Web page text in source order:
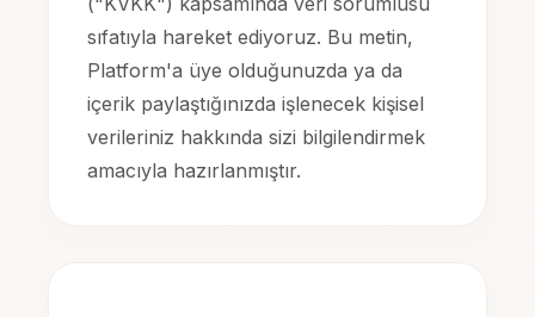
sıfatıyla hareket ediyoruz. Bu metin,
Platform'a üye olduğunuzda ya da
içerik paylaştığınızda işlenecek kişisel
verileriniz hakkında sizi bilgilendirmek
amacıyla hazırlanmıştır.